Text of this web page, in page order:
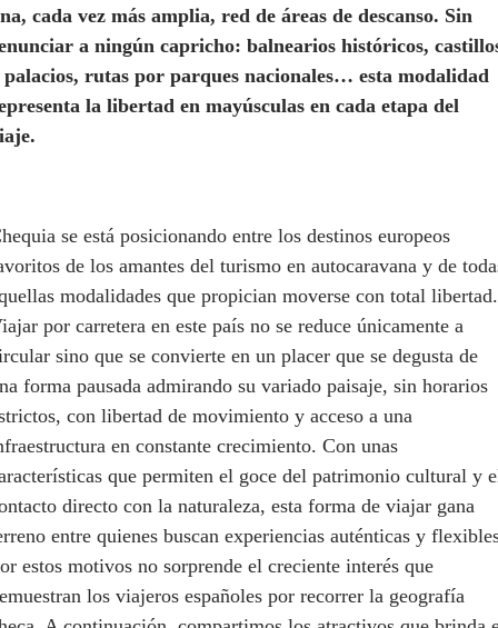
cada vez más amplia, red de áreas de descanso. Sin
a ningún capricho: balnearios históricos,
palacios, rutas por parques nacionales… esta modalidad
la libertad en mayúsculas en cada etapa del
se está posicionando entre los destinos europeos
de los amantes del turismo en autocaravana y de
modalidades que propician moverse con total libertad.
por carretera en este país no se reduce únicamente a
sino que se convierte en un placer que se degusta de
forma pausada admirando su variado paisaje, sin horarios
con libertad de movimiento y acceso a una
en constante crecimiento. Con unas
que permiten el goce del patrimonio cultural y
directo con la naturaleza, esta forma de viajar gana
entre quienes buscan experiencias auténticas y
estos motivos no sorprende el creciente interés que
los viajeros españoles por recorrer la geografía